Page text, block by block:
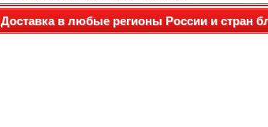
Доставка в любые регионы России и стран